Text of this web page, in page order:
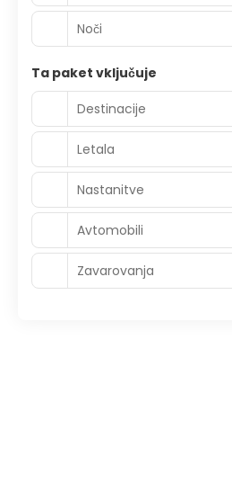
Noči
Ta paket vključuje
Destinacije
Letala
Nastanitve
Avtomobili
Zavarovanja